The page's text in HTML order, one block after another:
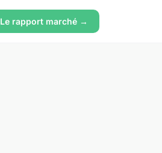
Le rapport marché →